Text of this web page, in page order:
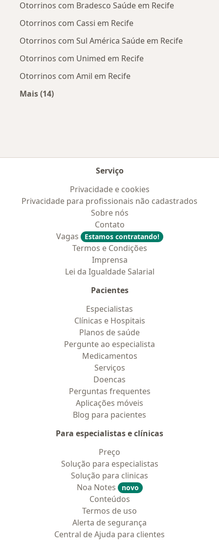
Otorrinos com Bradesco Saúde em Recife
Otorrinos com Cassi em Recife
Otorrinos com Sul América Saúde em Recife
Otorrinos com Unimed em Recife
Otorrinos com Amil em Recife
Mais (14)
Serviço
Privacidade e cookies
Privacidade para profissionais não cadastrados
Sobre nós
Contato
Vagas
Estamos contratando!
Termos e Condições
Imprensa
Lei da Igualdade Salarial
Pacientes
Especialistas
Clínicas e Hospitais
Planos de saúde
Pergunte ao especialista
Medicamentos
Serviços
Doencas
Perguntas frequentes
Aplicações móveis
Blog para pacientes
Para especialistas e clínicas
Preço
Solução para especialistas
Solução para clinicas
Noa Notes
novo
Conteúdos
Termos de uso
Alerta de segurança
Central de Ajuda para clientes